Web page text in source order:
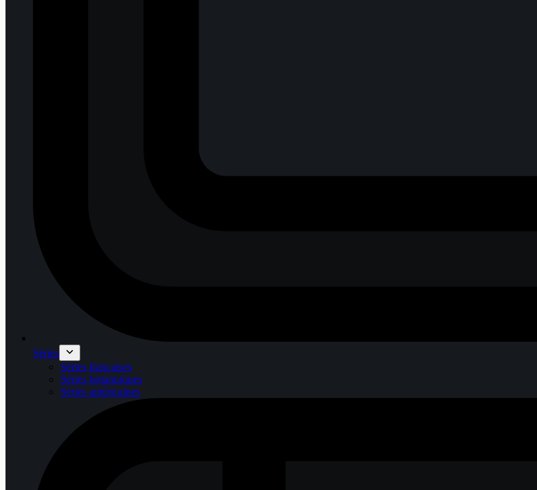
Séries
Séries françaises
Séries britanniques
Séries américaines